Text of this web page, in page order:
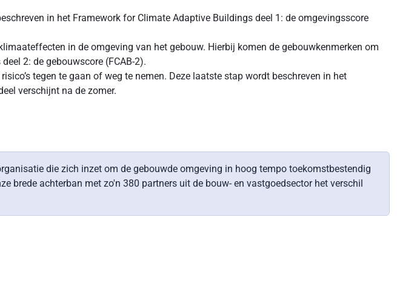
in het Framework for Climate Adaptive Buildings deel 1: de omgevingsscore
in de omgeving van het gebouw. Hierbij komen de gebouwkenmerken om
2: de gebouwscore (FCAB-2).
tegen te gaan of weg te nemen. Deze laatste stap wordt beschreven in het
verschijnt na de zomer.
die zich inzet om de gebouwde omgeving in hoog tempo toekomstbestendig
brede achterban met zo'n 380 partners uit de bouw- en vastgoedsector het verschil